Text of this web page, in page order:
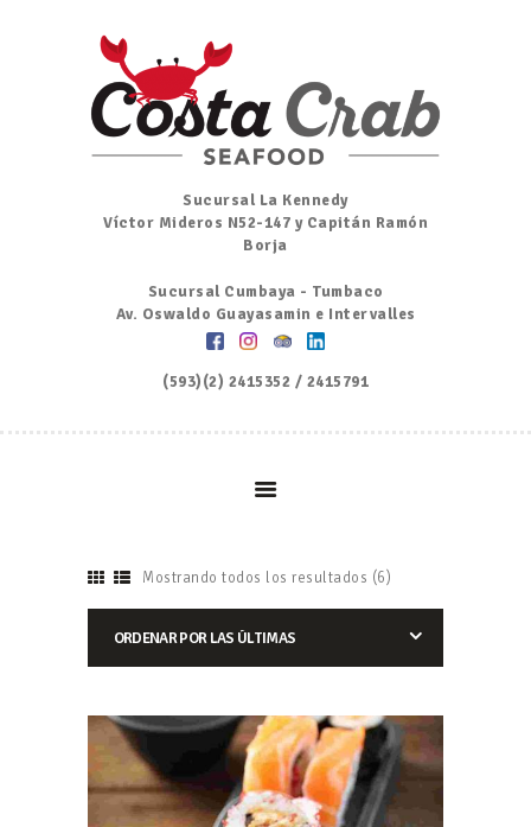
Sucursal La Kennedy
Víctor Mideros N52-147 y Capitán Ramón
Borja
Sucursal Cumbaya - Tumbaco
Av. Oswaldo Guayasamin e Intervalles
(593)(2) 2415352 / 2415791
Inicio
Nosotros
Menú
Ordena por Whatsapp
Promociones
Mostrando todos los resultados (6)